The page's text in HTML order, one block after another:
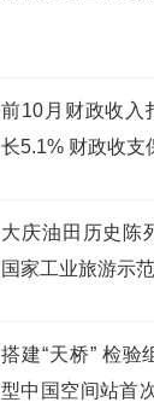
前10月财政收入
长5.1% 财政收支
大庆油田历史陈
国家工业旅游示
搭建“天桥” 检
型中国空间站首